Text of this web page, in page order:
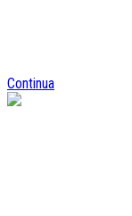
Continua